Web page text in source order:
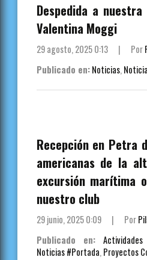
Despedida a
Valentina Moggi
29 agosto, 2025 0:13 | Por
Publicado en: Noticias,
Recepción en Petra
americanas de la
excursión marítima
nuestro club
29 junio, 2025 0:09 | Por
Publicado en:
Noticias #Portada, Proyectos